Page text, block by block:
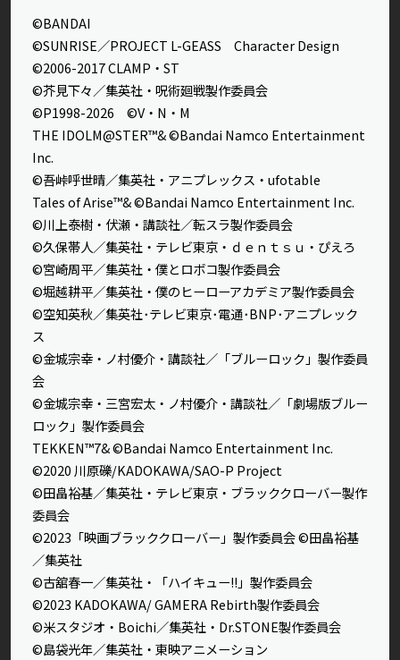
©BANDAI
©SUNRISE／PROJECT L-GEASS Character Design
©2006-2017 CLAMP・ST
©芥見下々／集英社・呪術廻戦製作委員会
©P1998-2026 ©V・N・M
THE IDOLM@STER™& ©Bandai Namco Entertainment
Inc.
©吾峠呼世晴／集英社・アニプレックス・ufotable
Tales of Arise™& ©Bandai Namco Entertainment Inc.
©川上泰樹・伏瀬・講談社／転スラ製作委員会
©久保帯人／集英社・テレビ東京・ｄｅｎｔｓｕ・ぴえろ
©宮崎周平／集英社・僕とロボコ製作委員会
©堀越耕平／集英社・僕のヒーローアカデミア製作委員会
©空知英秋／集英社･テレビ東京･電通･BNP･アニプレック
ス
©金城宗幸・ノ村優介・講談社／「ブルーロック」製作委員
会
©金城宗幸・三宮宏太・ノ村優介・講談社／「劇場版ブルー
ロック」製作委員会
TEKKEN™7& ©Bandai Namco Entertainment Inc.
©2020 川原礫/KADOKAWA/SAO-P Project
©田畠裕基／集英社・テレビ東京・ブラッククローバー製作
委員会
©2023「映画ブラッククローバー」製作委員会 ©田畠裕基
／集英社
©古舘春一／集英社・「ハイキュー!!」製作委員会
©2023 KADOKAWA/ GAMERA Rebirth製作委員会
©米スタジオ・Boichi／集英社・Dr.STONE製作委員会
©島袋光年／集英社・東映アニメーション